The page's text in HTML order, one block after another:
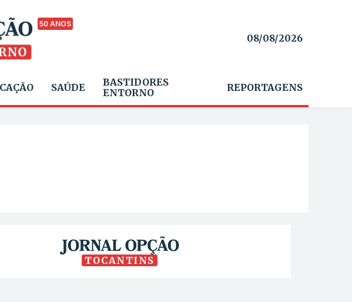
50 ANOS
08/08/2026
SAÚDE
BASTIDORES
ENTORNO
REPORTAGENS
TOCANTINS